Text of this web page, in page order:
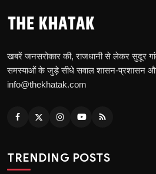
खबरें जनसरोकार की, राजधानी से लेकर सुदूर
समस्याओं के जुड़े सीधे सवाल शासन-प्रशासन
info@thekhatak.com
TRENDING POSTS